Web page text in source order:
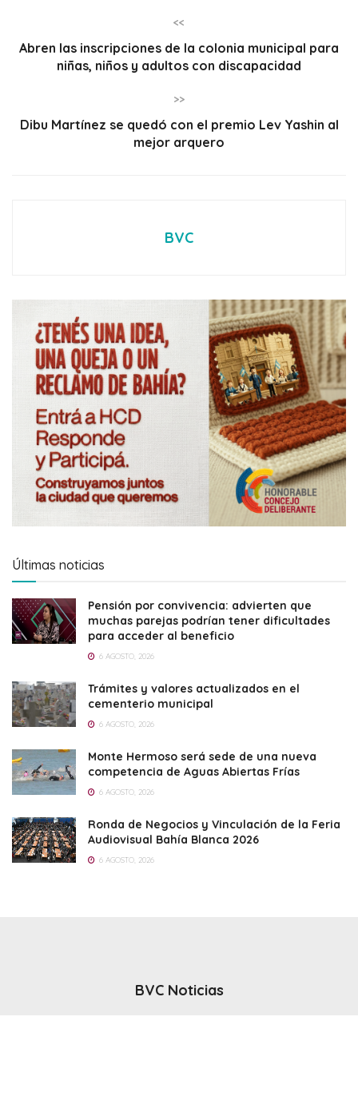
<<
Abren las inscripciones de la colonia municipal para
niñas, niños y adultos con discapacidad
>>
Dibu Martínez se quedó con el premio Lev Yashin al
mejor arquero
BVC
Últimas noticias
Pensión por convivencia: advierten que
muchas parejas podrían tener dificultades
para acceder al beneficio
6 AGOSTO, 2026
Trámites y valores actualizados en el
cementerio municipal
6 AGOSTO, 2026
Monte Hermoso será sede de una nueva
competencia de Aguas Abiertas Frías
6 AGOSTO, 2026
Ronda de Negocios y Vinculación de la Feria
Audiovisual Bahía Blanca 2026
6 AGOSTO, 2026
BVC Noticias